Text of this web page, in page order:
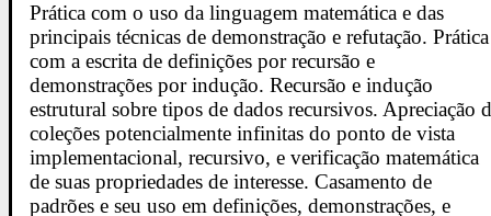
Prática com o uso da linguagem matemática e das
principais técnicas de demonstração e refutação. Prática
com a escrita de definições por recursão e
demonstrações por indução. Recursão e indução
estrutural sobre tipos de dados recursivos. Apreciação
coleções potencialmente infinitas do ponto de vista
implementacional, recursivo, e verificação matemática
de suas propriedades de interesse. Casamento de
padrões e seu uso em definições, demonstrações, e